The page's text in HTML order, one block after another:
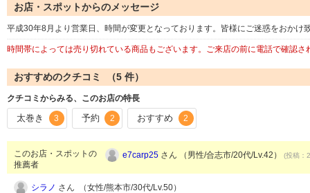
お店・スポットからのメッセージ
平成30年8月より営業日、時間が変更となっております。皆様にご迷惑をおかけ
時間帯によっては売り切れている商品もございます。ご来店の前に電話で確認さ
おすすめのクチコミ （5 件）
クチコミからみる、このお店の特長
太巻き 3 予約 2 おすすめ 2
このお店・スポットの
推薦者
e7carp25 さん （男性/合志市/20代/Lv.42） (投稿：
シラノ さん （女性/熊本市/30代/Lv.50）